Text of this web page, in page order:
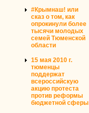
#Крымнаш! или
сказ о том, как
опрокинули более
тысячи молодых
семей Тюменской
области
15 мая 2010 г.
тюменцы
поддержат
всероссийскую
акцию протеста
против реформы
бюджетной сферы